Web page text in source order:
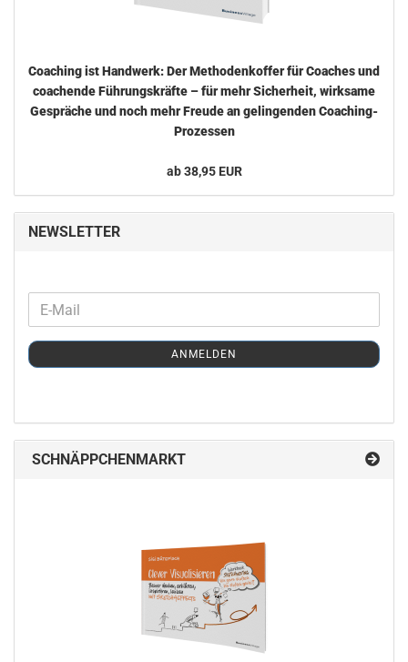
Coa­ching ist Hand­werk: Der Me­tho­den­kof­fer für Coa­ches und
coa­chen­de Füh­rungs­kräf­te – für mehr Si­cher­heit, wirk­sa­me
Ge­sprä­che und noch mehr Freu­de an ge­lin­gen­den Coaching-​
Prozessen
ab 38,95 EUR
NEWSLETTER
WEITER
ZUR
NEWSLETTER-
ANMELDUNG
E-
Mail
ANMELDEN
SCHNÄPPCHENMARKT